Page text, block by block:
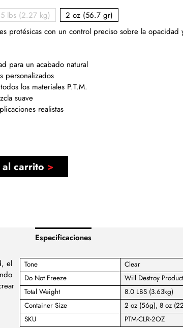
5 lbs (2.27 kg)
2 oz (56.7 gr)
protésicas con un control preciso sobre la opacidad
para un acabado natural
personalizados
los materiales P.T.M.
suave
realistas
carrito
Especificaciones
el
Tone
Clear
Do Not Freeze
Will Destroy Product
Total Weight
8.0 LBS (3.63kg)
Container Size
2 oz (56g), 8 oz
SKU
PTM-CLR-2OZ